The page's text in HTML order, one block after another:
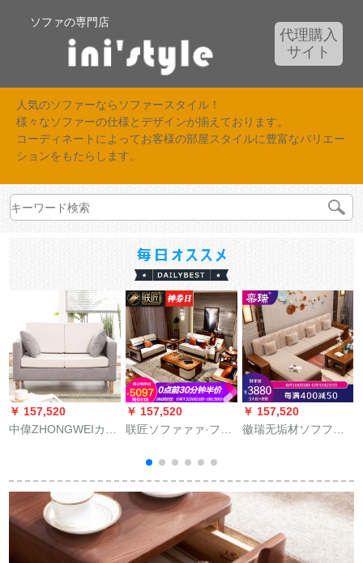
ソファの専門店
代理購入
サイト
人気のソファーならソファースタイル！
様々なソファーの仕様とデザインが揃えております。
コーディネートによってお客様の部屋スタイルに豊富なバリエー
ションをもたらします。
￥ 157,520
中偉ZHONGWEIカー
ソファ
￥ 157,520
联匠ソファァァ·フフ
ァ·リングには中国式
ソファ全木制経済型
1+2+3セテの家具が
あります。
￥ 157,520
徽瑞无垢材ソフファ
フフフファァ收纳物
ソフフフフ家具四人
位+gife位+両手り1人
挂け位置胡桃色4人+if
カーストマイズ